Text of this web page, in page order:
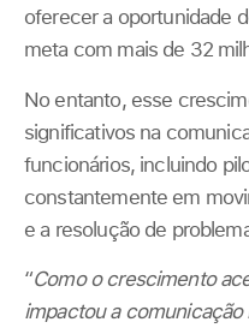
oferecer a oportunidade
meta com mais de 32
No entanto, esse
significativos na
funcionários, incluindo
constantemente em
e a resolução de
“Como o crescimento
impactou a